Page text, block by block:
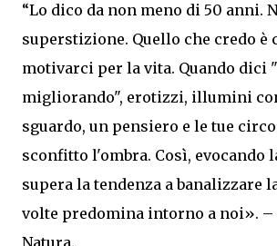
“Lo dico da non meno di 50 anni.
superstizione. Quello che credo è
motivarci per la vita. Quando dici
migliorando", erotizzi, illumini
sguardo, un pensiero e le tue
sconfitto l'ombra. Così, evocando
supera la tendenza a banalizzare
volte predomina intorno a noi». –
Natura.